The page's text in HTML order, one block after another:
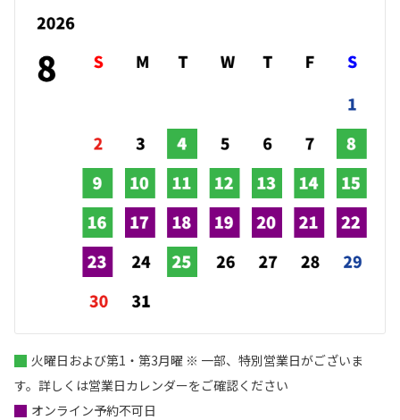
火曜日および第1・第3月曜 ※ 一部、特別営業日がございま
す。詳しくは営業日カレンダーをご確認ください
オンライン予約不可日